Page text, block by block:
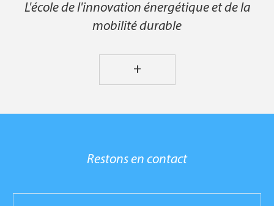
L'école de l'innovation énergétique et de la
mobilité durable
+
Restons en contact